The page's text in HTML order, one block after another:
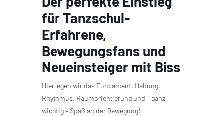
für Tanzschul-
Erfahrene,
Bewegungsfans und
Neueinsteiger mit Biss
Hier legen wir das Fundament. Haltung,
Rhythmus, Raumorientierung und – ganz
wichtig – Spaß an der Bewegung!